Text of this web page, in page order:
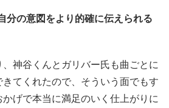
分の意図をより的確に伝えられる
神谷くんとガリバー氏も曲ごとに
てくれたので、そういう面でもす
げで本当に満足のいく仕上がりに